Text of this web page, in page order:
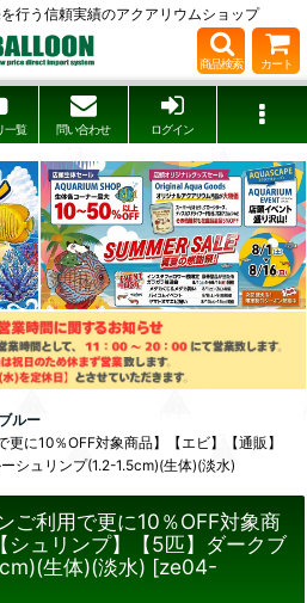
行う信頼実績のアクアリウムショップ
商品検索 カート
一覧 問い合わせ ログイン
ルー
更に10％OFF対象商品】【エビ】【通販】
シュリンプ(1.2-1.5cm)(生体)(淡水)
ご利用で更に10％OFF対象商
シュリンプ】【5匹】ダークブ
生体)(淡水) [ze04-